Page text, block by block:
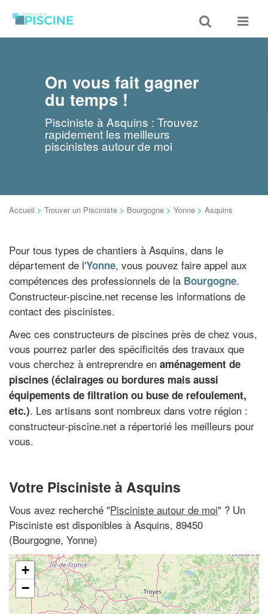
Toggle
search
Toggle
On vous fait gagner
du temps !
Pisciniste à Asquins : Trouvez
rapidement les meilleurs
piscinistes autour de moi
Accueil > Trouver un Pisciniste > Bourgogne > Yonne > Asquins
Pour tous types de chantiers à Asquins, dans le
département de l'Yonne, vous pouvez faire appel aux
compétences des professionnels de la Bourgogne.
Constructeur-piscine.net recense les informations de
contact des piscinistes.
Avec ces constructeurs de piscines près de chez vous,
vous pourrez parler des spécificités des travaux que
vous cherchez à entreprendre en aménagement de
piscines (éclairages ou bordures mais aussi
équipements de filtration ou buse de refoulement,
etc.). Les artisans sont nombreux dans votre région :
constructeur-piscine.net a répertorié les meilleurs pour
vous.
Votre Pisciniste à Asquins
Vous avez recherché "Pisciniste autour de moi" ? Un
Pisciniste est disponibles à Asquins, 89450
(Bourgogne, Yonne)
+
−